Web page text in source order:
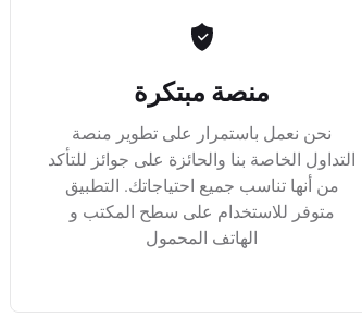
منصة مبتكرة
نحن نعمل باستمرار على تطوير منصة
التداول الخاصة بنا والحائزة على جوائز للتأكد
من أنها تناسب جميع احتياجاتك. التطبيق
متوفر للاستخدام على سطح المكتب و
الهاتف المحمول